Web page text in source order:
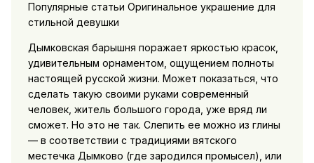
Популярные статьи Оригинальное украшение для
стильной девушки
Дымковская барышня поражает яркостью красок,
удивительным орнаментом, ощущением полноты
настоящей русской жизни. Может показаться, что
сделать такую своими руками современный
человек, житель большого города, уже вряд ли
сможет. Но это не так. Слепить ее можно из глины
— в соответствии с традициями вятского
местечка Дымково (где зародился промысел), или